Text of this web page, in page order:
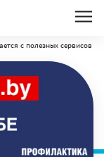
с полезных сервисов